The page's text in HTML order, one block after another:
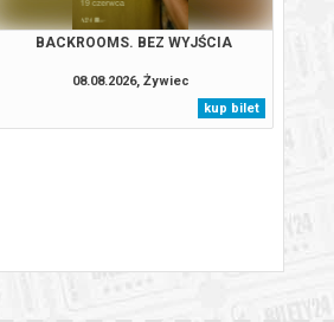
BACKROOMS. BEZ WYJŚCIA
08.08.2026, Żywiec
kup bilet